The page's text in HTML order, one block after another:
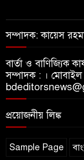
সম্পাদক: কায়েস
বার্তা ও বাণিজ্যিক
সম্পাদক : ।
প্রয়োজনীয় লিঙ্ক
Sample Page